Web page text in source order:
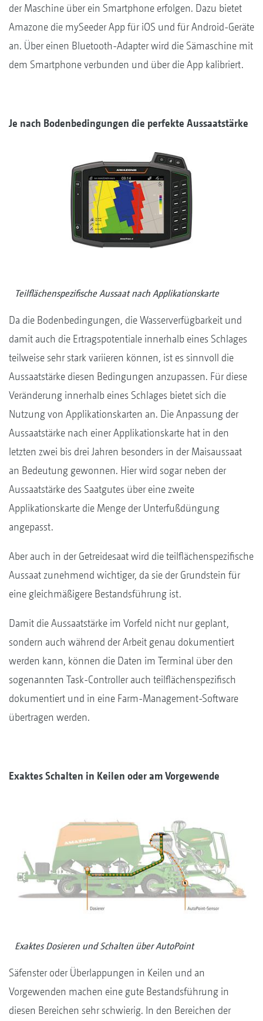
der Maschine über ein Smartphone erfolgen. Dazu bietet
Amazone die mySeeder App für iOS und für Android-Geräte
an. Über einen Bluetooth-Adapter wird die Sämaschine mit
dem Smartphone verbunden und über die App kalibriert.
Je nach Bodenbedingungen die perfekte Aussaatstärke
Teilflächenspezifische Aussaat nach Applikationskarte
Da die Bodenbedingungen, die Wasserverfügbarkeit und
damit auch die Ertragspotentiale innerhalb eines Schlages
teilweise sehr stark variieren können, ist es sinnvoll die
Aussaatstärke diesen Bedingungen anzupassen. Für diese
Veränderung innerhalb eines Schlages bietet sich die
Nutzung von Applikationskarten an. Die Anpassung der
Aussaatstärke nach einer Applikationskarte hat in den
letzten zwei bis drei Jahren besonders in der Maisaussaat
an Bedeutung gewonnen. Hier wird sogar neben der
Aussaatstärke des Saatgutes über eine zweite
Applikationskarte die Menge der Unterfußdüngung
angepasst.
Aber auch in der Getreidesaat wird die teilflächenspezifische
Aussaat zunehmend wichtiger, da sie der Grundstein für
eine gleichmäßigere Bestandsführung ist.
Damit die Aussaatstärke im Vorfeld nicht nur geplant,
sondern auch während der Arbeit genau dokumentiert
werden kann, können die Daten im Terminal über den
sogenannten Task-Controller auch teilflächenspezifisch
dokumentiert und in eine Farm-Management-Software
übertragen werden.
Exaktes Schalten in Keilen oder am Vorgewende
Exaktes Dosieren und Schalten über AutoPoint
Säfenster oder Überlappungen in Keilen und an
Vorgewenden machen eine gute Bestandsführung in
diesen Bereichen sehr schwierig. In den Bereichen der